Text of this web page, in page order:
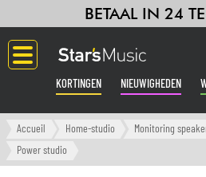
BETAAL IN 24
KORTINGEN NIEUWIGHEDEN
Langue
Accueil Home-studio Monitoring
Power studio